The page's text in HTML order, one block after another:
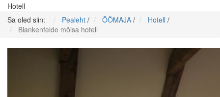
Hotell
Sa oled siin:
Pealeht / ÖÖMAJA / Hotell /
Blankenfelde mõisa hotell